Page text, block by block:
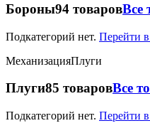
Бороны94 товаровВсе
Подкатегорий нет. Перейти
МеханизацияПлуги
Плуги85 товаровВсе
Подкатегорий нет. Перейти